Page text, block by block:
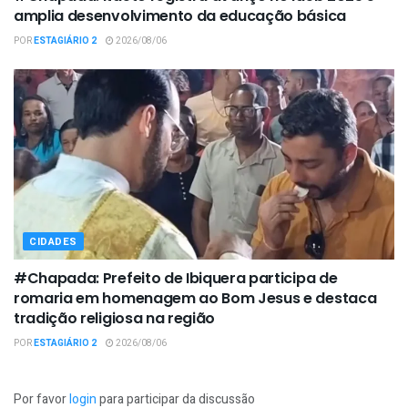
amplia desenvolvimento da educação básica
PORESTAGIÁRIO 2 2026/08/06
CIDADES
#Chapada: Prefeito de Ibiquera participa de
romaria em homenagem ao Bom Jesus e destaca
tradição religiosa na região
PORESTAGIÁRIO 2 2026/08/06
Por favorloginpara participar da discussão